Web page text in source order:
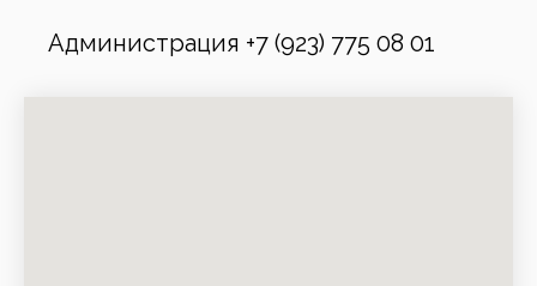
Администрация +7 (923) 775 08 01